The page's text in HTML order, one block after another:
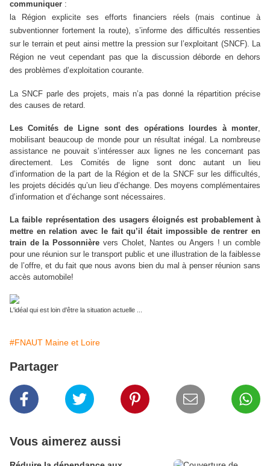
communiquer :
la Région explicite ses efforts financiers réels (mais continue à
subventionner fortement la route), s’informe des difficultés ressenties
sur le terrain et peut ainsi mettre la pression sur l’exploitant (SNCF). La
Région ne veut cependant pas que la discussion déborde en dehors
des problèmes d’exploitation courante.
La SNCF parle des projets, mais n’a pas donné la répartition précise
des causes de retard.
Les Comités de Ligne sont des opérations lourdes à monter,
mobilisant beaucoup de monde pour un résultat inégal. La nombreuse
assistance ne pouvait s’intéresser aux lignes ne les concernant pas
directement. Les Comités de ligne sont donc autant un lieu
d’information de la part de la Région et de la SNCF sur les difficultés,
les projets décidés qu’un lieu d’échange. Des moyens complémentaires
d’information et d’échange sont nécessaires.
La faible représentation des usagers éloignés est probablement à
mettre en relation avec le fait qu’il était impossible de rentrer en
train de la Possonnière vers Cholet, Nantes ou Angers ! un comble
pour une réunion sur le transport public et une illustration de la faiblesse
de l’offre, et du fait que nous avons bien du mal à penser réunion sans
accès automobile!
L'idéal qui est loin d'être la situation actuelle ...
#FNAUT Maine et Loire
Partager
Vous aimerez aussi